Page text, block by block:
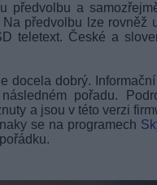
předvolbu a
předvolbu lze rovněž
teletext. České a
docela dobrý.
pořadu.
a jsou v této verzi
se na programech